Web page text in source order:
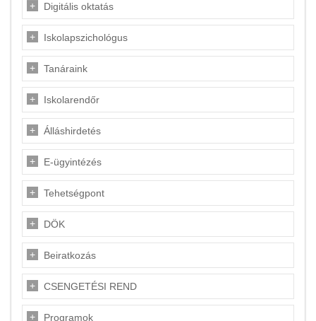
Digitális oktatás
Iskolapszichológus
Tanáraink
Iskolarendőr
Álláshirdetés
E-ügyintézés
Tehetségpont
DÖK
Beiratkozás
CSENGETÉSI REND
Programok